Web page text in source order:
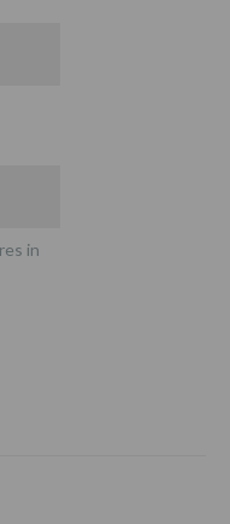
in